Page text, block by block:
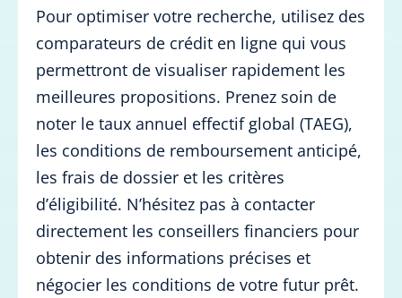
Pour optimiser votre recherche, utilisez des
comparateurs de crédit en ligne qui vous
permettront de visualiser rapidement les
meilleures propositions. Prenez soin de
noter le taux annuel effectif global (TAEG),
les conditions de remboursement anticipé,
les frais de dossier et les critères
d’éligibilité. N’hésitez pas à contacter
directement les conseillers financiers pour
obtenir des informations précises et
négocier les conditions de votre futur prêt.